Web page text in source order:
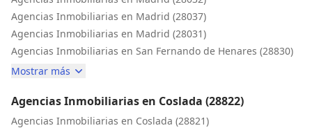
Agencias Inmobiliarias en Madrid (28037)
Agencias Inmobiliarias en Madrid (28031)
Agencias Inmobiliarias en San Fernando de Henares (28830)
Mostrar más
Agencias Inmobiliarias en Coslada (28822)
Agencias Inmobiliarias en Coslada (28821)